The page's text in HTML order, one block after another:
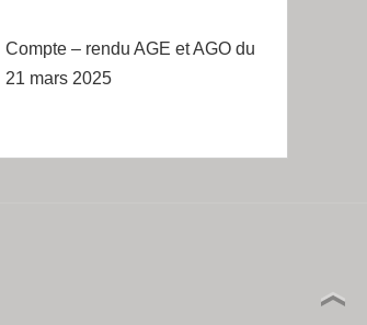
Compte – rendu AGE et AGO du
21 mars 2025